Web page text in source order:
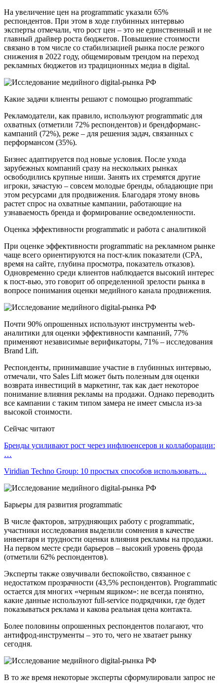
На увеличение цен на programmatic указали 65%
респондентов. При этом в ходе глубинных интервью
эксперты отмечали, что рост цен – это не единственный и не
главный драйвер роста бюджетов. Повышение стоимости
связано в том числе со стабилизацией рынка после резкого
снижения в 2022 году, общемировым трендом на переход
рекламных бюджетов из традиционных медиа в digital.
Какие задачи клиенты решают с помощью programmatic
Рекламодатели, как правило, используют programmatic для
охватных (отметили 72% респондентов) и брендформанс-
кампаний (72%), реже – для решения задач, связанных с
перформансом (35%).
Бизнес адаптируется под новые условия. После ухода
зарубежных компаний сразу на нескольких рынках
освободились крупные ниши. Занять их стремятся другие
игроки, зачастую – совсем молодые бренды, обладающие при
этом ресурсами для продвижения. Благодаря этому вновь
растет спрос на охватные кампании, работающие на
узнаваемость бренда и формирование осведомленности.
Оценка эффективности programmatic и работа с аналитикой
При оценке эффективности programmatic на рекламном рынке
чаще всего ориентируются на пост-клик показатели (CPA,
время на сайте, глубина просмотра, показатель отказов).
Одновременно среди клиентов наблюдается высокий интерес
к пост-вью, это говорит об определенной зрелости рынка в
вопросе понимания оценки медийного канала продвижения.
Почти 90% опрошенных используют инструменты web-
аналитики для оценки эффективности кампаний, 77%
применяют независимые верификаторы, 71% – исследования
Brand Lift.
Респонденты, принимавшие участие в глубинных интервью,
отмечали, что Sales Lift может быть полезным для оценки
возврата инвестиций в маркетинг, так как дает некоторое
понимание влияния рекламы на продажи. Однако переводить
все кампании с таким типом замера не имеет смысла из-за
высокой стоимости.
Сейчас читают
Бренды усиливают рост через инфлюенсеров и коллаборации:
…
Viridian Techno Group: 10 простых способов использовать…
Барьеры для развития programmatic
В числе факторов, затрудняющих работу с programmatic,
участники исследования выделили сомнения в качестве
инвентаря и трудности оценки влияния рекламы на продажи.
На первом месте среди барьеров – высокий уровень фрода
(отметили 62% респондентов).
Эксперты также озвучивали беспокойство, связанное с
недостатком прозрачности (43,5% респондентов). Programmatic
остается для многих «черным ящиком»: не всегда понятно,
какие данные используют full-service подрядчики, где будет
показываться реклама и какова реальная цена контакта.
Более половины опрошенных респондентов полагают, что
антифрод-инструменты – это то, чего не хватает рынку
сегодня.
В то же время некоторые эксперты сформулировали запрос не